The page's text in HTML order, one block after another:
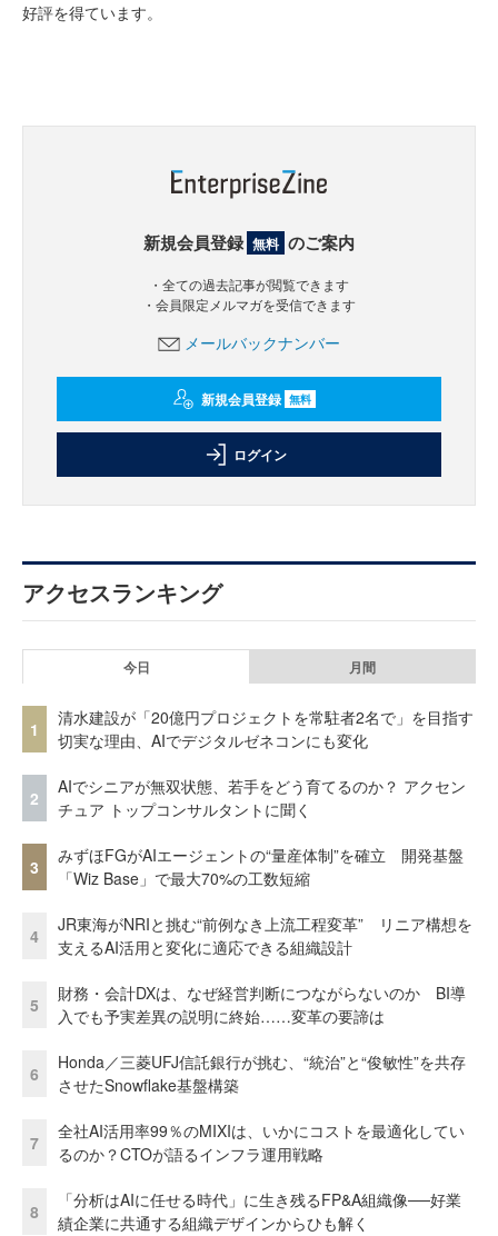
好評を得ています。
新規会員登録 無料 のご案内
・全ての過去記事が閲覧できます
・会員限定メルマガを受信できます
メールバックナンバー
新規会員登録 無料
ログイン
アクセスランキング
今日 月間
1
清水建設が「20億円プロジェクトを常駐者2名で」を目指す
切実な理由、AIでデジタルゼネコンにも変化
2
AIでシニアが無双状態、若手をどう育てるのか？ アクセン
チュア トップコンサルタントに聞く
3
みずほFGがAIエージェントの“量産体制”を確立 開発基盤
「Wiz Base」で最大70%の工数短縮
4
JR東海がNRIと挑む“前例なき上流工程変革” リニア構想を
支えるAI活用と変化に適応できる組織設計
5
財務・会計DXは、なぜ経営判断につながらないのか BI導
入でも予実差異の説明に終始……変革の要諦は
6
Honda／三菱UFJ信託銀行が挑む、“統治”と“俊敏性”を共存
させたSnowflake基盤構築
7
全社AI活用率99％のMIXIは、いかにコストを最適化してい
るのか？CTOが語るインフラ運用戦略
8
「分析はAIに任せる時代」に生き残るFP&A組織像──好業
績企業に共通する組織デザインからひも解く